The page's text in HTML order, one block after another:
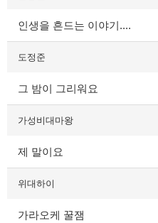
인생을 흔드는 이야기....
도정준
그 밤이 그리워요
가성비대마왕
제 말이요
위대하이
가라오케 꿀잼